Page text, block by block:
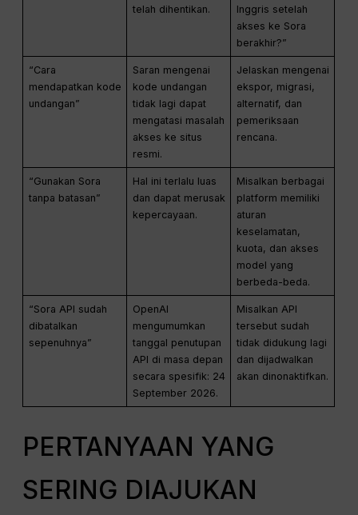
telah dihentikan.
Inggris setelah
akses ke Sora
berakhir?”
“Cara
mendapatkan kode
undangan”
Saran mengenai
kode undangan
tidak lagi dapat
mengatasi masalah
akses ke situs
resmi.
Jelaskan mengenai
ekspor, migrasi,
alternatif, dan
pemeriksaan
rencana.
“Gunakan Sora
tanpa batasan”
Hal ini terlalu luas
dan dapat merusak
kepercayaan.
Misalkan berbagai
platform memiliki
aturan
keselamatan,
kuota, dan akses
model yang
berbeda-beda.
“Sora API sudah
dibatalkan
sepenuhnya”
OpenAI
mengumumkan
tanggal penutupan
API di masa depan
secara spesifik: 24
September 2026.
Misalkan API
tersebut sudah
tidak didukung lagi
dan dijadwalkan
akan dinonaktifkan.
PERTANYAAN YANG
SERING DIAJUKAN